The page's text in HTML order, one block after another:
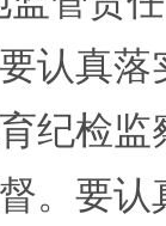
认真
纪检
。要